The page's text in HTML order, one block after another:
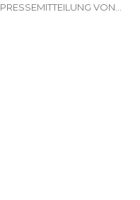
Ländern und 50 US-Bundesstaaten PRESSEMITTEILUNG VON...